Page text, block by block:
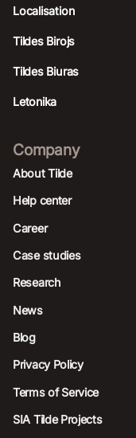
Localisation
Tildes Birojs
Tildes Biuras
Letonika
Company
About Tilde
Help center
Career
Case studies
Research
News
Blog
Privacy Policy
Terms of Service
SIA Tilde Projects